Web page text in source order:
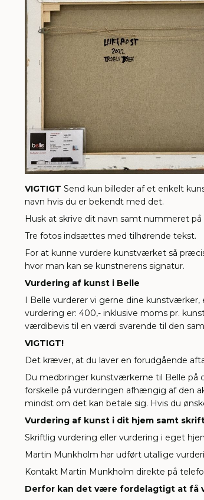
VIGTIGT Send kun billeder af et enkelt
navn hvis du er bekendt med det.
Husk at skrive dit navn samt nummeret
Tre fotos indsættes med tilhørende tekst.
For at kunne vurdere kunstværket så
hvor man kan se kunstnerens signatur.
Vurdering af kunst i Belle
I Belle vurderer vi gerne dine
vurdering er: 400,- inklusive moms pr.
værdibevis til en værdi svarende til den
VIGTIGT!
Det kræver, at du laver en forudgående
Du medbringer kunstværkerne til Belle på
forskelle på vurderingen afhængig af den
mindst om det kan betale sig. Hvis du
Vurdering af kunst i dit hjem samt
Skriftlig vurdering eller vurdering i eget
Martin Munkholm har udført utallige
Kontakt Martin Munkholm direkte på
Derfor kan det være fordelagtigt at få